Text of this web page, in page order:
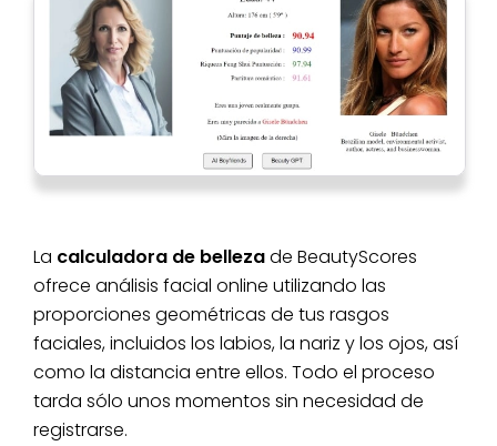
La calculadora de bellezade BeautyScores
ofrece análisis facial online utilizando las
proporciones geométricas de tus rasgos
faciales, incluidos los labios, la nariz y los ojos, así
como la distancia entre ellos. Todo el proceso
tarda sólo unos momentos sin necesidad de
registrarse.